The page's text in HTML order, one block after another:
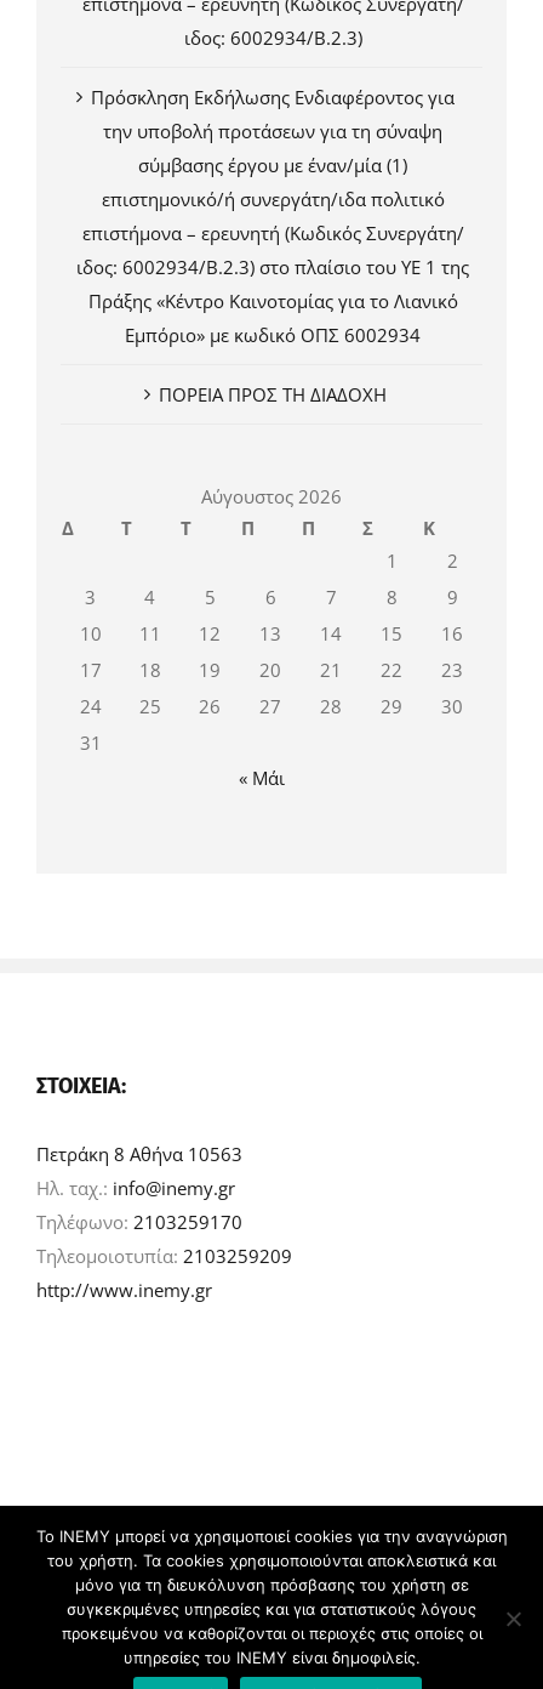
ιδος: 6002934/Β.2.3)
Πρόσκληση Εκδήλωσης Ενδιαφέροντος για
την υποβολή προτάσεων για τη σύναψη
σύμβασης έργου με έναν/μία (1)
επιστημονικό/ή συνεργάτη/ιδα πολιτικό
επιστήμονα – ερευνητή (Κωδικός Συνεργάτη/
ιδος: 6002934/Β.2.3) στο πλαίσιο του ΥΕ 1 της
Πράξης «Κέντρο Καινοτομίας για το Λιανικό
Εμπόριο» με κωδικό ΟΠΣ 6002934
ΠΟΡΕΙΑ ΠΡΟΣ ΤΗ ΔΙΑΔΟΧΗ
Αύγουστος 2026
Δ
Τ Τ Π Π Σ
Κ
1
2
3
4 5 6 7 8
9
10
11 12 13 14 15
16
17
18 19 20 21 22
23
24
25 26 27 28 29
30
31
« Μάι
ΣΤΟΙΧΕΊΑ:
Πετράκη 8 Αθήνα 10563
Ηλ. ταχ.: info@inemy.gr
Τηλέφωνο: 2103259170
Τηλεομοιοτυπία: 2103259209
http://www.inemy.gr
©2026 IN.EM.Y | Σχεδιασμός & ανάπτυξη:
FacebookTwitter YouTubeFlickr
Το ΙΝΕΜΥ μπορεί να χρησιμοποιεί cookies για την αναγνώριση
του χρήστη. Τα cookies χρησιμοποιούνται αποκλειστικά και
μόνο για τη διευκόλυνση πρόσβασης του χρήστη σε
συγκεκριμένες υπηρεσίες και για στατιστικούς λόγους
προκειμένου να καθορίζονται οι περιοχές στις οποίες οι
υπηρεσίες του ΙΝΕΜΥ είναι δημοφιλείς.